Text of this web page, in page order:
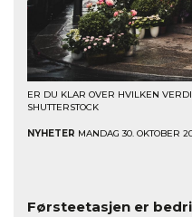
ER DU KLAR OVER HVILKEN
SHUTTERSTOCK
NYHETER MANDAG 30. OKTOBER
Førsteetasjen er